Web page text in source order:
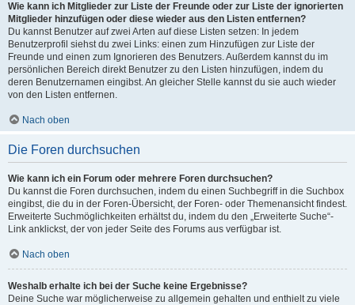
Wie kann ich Mitglieder zur Liste der Freunde oder zur Liste der ignorierten
Mitglieder hinzufügen oder diese wieder aus den Listen entfernen?
Du kannst Benutzer auf zwei Arten auf diese Listen setzen: In jedem
Benutzerprofil siehst du zwei Links: einen zum Hinzufügen zur Liste der
Freunde und einen zum Ignorieren des Benutzers. Außerdem kannst du im
persönlichen Bereich direkt Benutzer zu den Listen hinzufügen, indem du
deren Benutzernamen eingibst. An gleicher Stelle kannst du sie auch wieder
von den Listen entfernen.
Nach oben
Die Foren durchsuchen
Wie kann ich ein Forum oder mehrere Foren durchsuchen?
Du kannst die Foren durchsuchen, indem du einen Suchbegriff in die Suchbox
eingibst, die du in der Foren-Übersicht, der Foren- oder Themenansicht findest.
Erweiterte Suchmöglichkeiten erhältst du, indem du den „Erweiterte Suche“-
Link anklickst, der von jeder Seite des Forums aus verfügbar ist.
Nach oben
Weshalb erhalte ich bei der Suche keine Ergebnisse?
Deine Suche war möglicherweise zu allgemein gehalten und enthielt zu viele